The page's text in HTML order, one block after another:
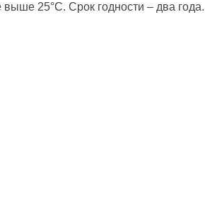
25°С. Срок годности – два года.